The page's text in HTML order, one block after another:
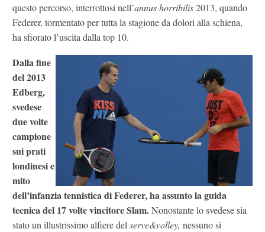
questo percorso, interrottosi nell’annus horribilis2013, quando
Federer, tormentato per tutta la stagione da dolori alla schiena,
ha sfiorato l’uscita dalla top 10.
Dalla fine
del 2013
Edberg,
svedese
due volte
campione
sui prati
londinesi e
mito
dell’infanzia tennistica di Federer, ha assunto la guida
tecnica del 17 volte vincitore Slam.Nonostante lo svedese sia
stato un illustrissimo alfiere del serve&volley, nessuno si